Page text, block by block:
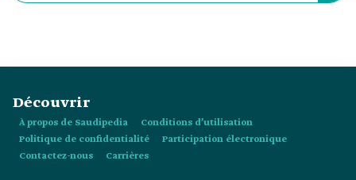
Découvrir
À propos de Saudipedia
Conditions d’utilisation
Politique de confidentialité
Participation électronique
Contactez-nous
Carrières